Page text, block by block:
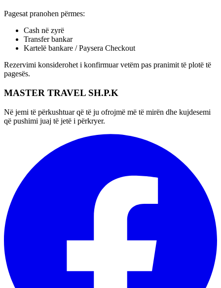
Pagesat pranohen përmes:
Cash në zyrë
Transfer bankar
Kartelë bankare / Paysera Checkout
Rezervimi konsiderohet i konfirmuar vetëm pas pranimit të plotë të
pagesës.
MASTER TRAVEL SH.P.K
Në jemi të përkushtuar që të ju ofrojmë më të mirën dhe kujdesemi
që pushimi juaj të jetë i përkryer.